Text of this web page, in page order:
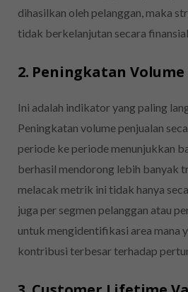
dihasilkan oleh pelanggan, maka
tidak berkelanjutan secara
2. Peningkatan
Ini adalah indikator yang paling
Peningkatan volume penjualan
periode ke periode menunjukkan
berhasil mendorong lebih banyak
melacak metrik ini tidak hanya
juga per segmen pelanggan atau
untuk mengidentifikasi area mana
kontribusi terbesar terhadap